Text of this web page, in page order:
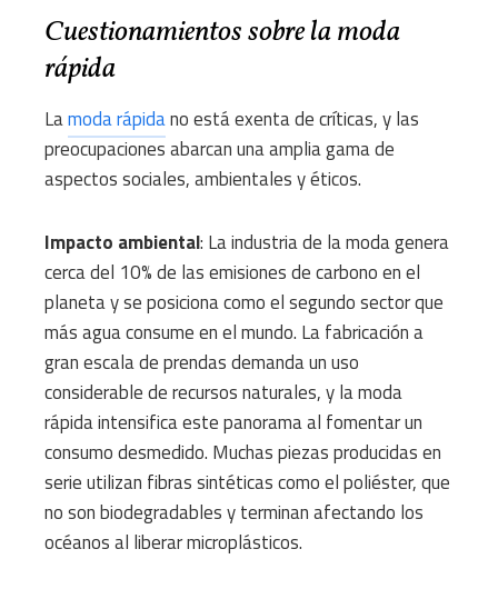
Cuestionamientos sobre la moda
rápida
Lamoda rápidano está exenta de críticas, y las
preocupaciones abarcan una amplia gama de
aspectos sociales, ambientales y éticos.
Impacto ambiental: La industria de la moda genera
cerca del 10% de las emisiones de carbono en el
planeta y se posiciona como el segundo sector que
más agua consume en el mundo. La fabricación a
gran escala de prendas demanda un uso
considerable de recursos naturales, y la moda
rápida intensifica este panorama al fomentar un
consumo desmedido. Muchas piezas producidas en
serie utilizan fibras sintéticas como el poliéster, que
no son biodegradables y terminan afectando los
océanos al liberar microplásticos.